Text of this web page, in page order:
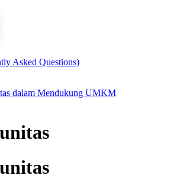
Asked Questions)
dalam Mendukung UMKM